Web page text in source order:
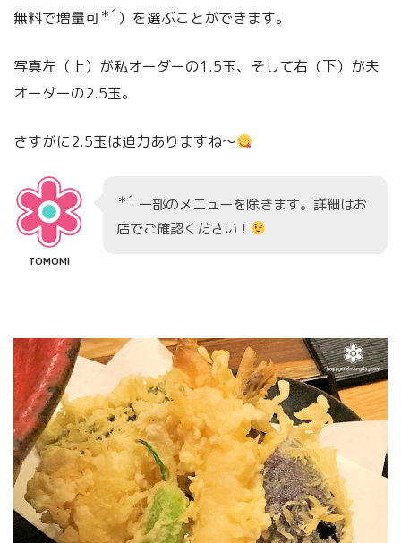
無料で増量可 ＊1 ）を選ぶことができます。
写真左（上）が私オーダーの1.5玉、そして右（下）が夫
オーダーの2.5玉。
さすがに2.5玉は迫力ありますね〜
TOMOMI
＊1 一部のメニューを除きます。詳細はお
店でご確認ください！